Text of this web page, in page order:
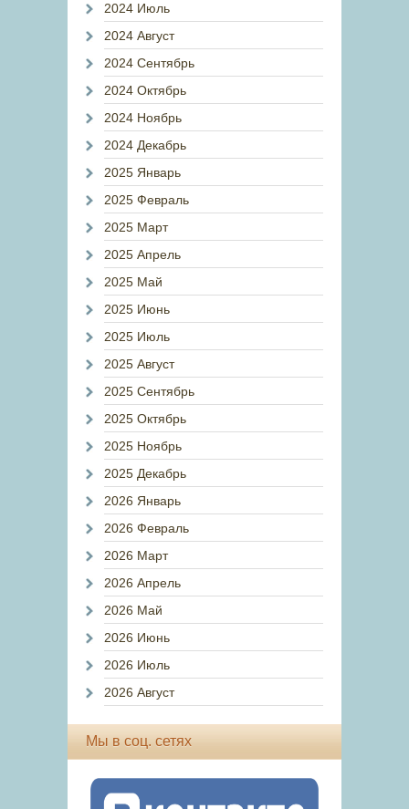
2024 Июль
2024 Август
2024 Сентябрь
2024 Октябрь
2024 Ноябрь
2024 Декабрь
2025 Январь
2025 Февраль
2025 Март
2025 Апрель
2025 Май
2025 Июнь
2025 Июль
2025 Август
2025 Сентябрь
2025 Октябрь
2025 Ноябрь
2025 Декабрь
2026 Январь
2026 Февраль
2026 Март
2026 Апрель
2026 Май
2026 Июнь
2026 Июль
2026 Август
Мы в соц. сетях